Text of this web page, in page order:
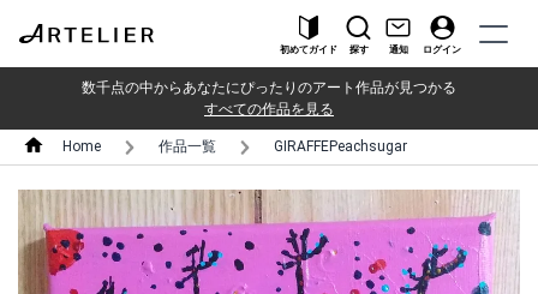
初めてガイド 探す 通知 ログイン
数千点の中からあなたにぴったりのアート作品が見つかる
すべての作品を見る
Home 作品一覧 GIRAFFEPeachsugar